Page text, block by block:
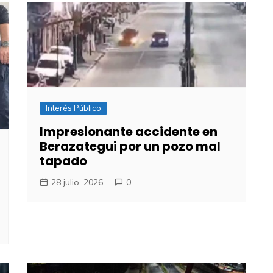
Interés Público
Impresionante accidente en
Berazategui por un pozo mal
tapado
28 julio, 2026 0